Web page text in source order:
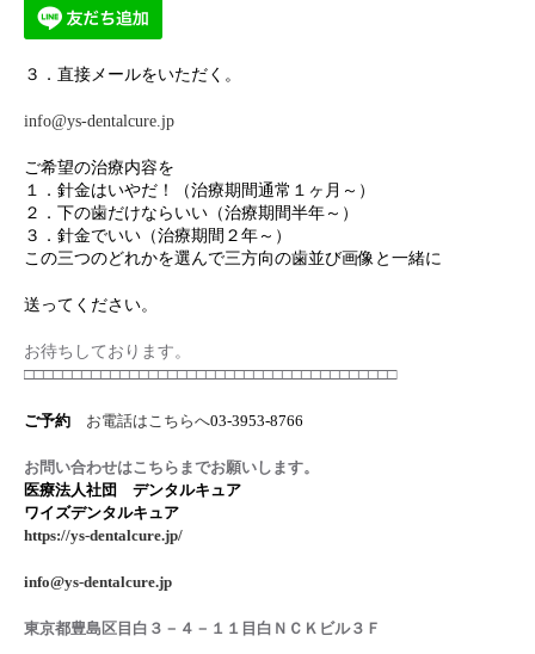
３．直接メールをいただく。
info@ys-dentalcure.jp
ご希望の治療内容を
１．針金はいやだ！（治療期間通常１ヶ月～）
２．下の歯だけならいい（治療期間半年～）
３．針金でいい（治療期間２年～）
この三つのどれかを選んで三方向の歯並び画像と一緒に
送ってください。
お待ちしております。
□□□□□□□□□□□□□□□□□□□□□□□□□□□□□□□□□□□□□□□
ご予約 お電話はこちらへ03-3953-8766
お問い合わせはこちらまでお願いします。
医療法人社団 デンタルキュア
ワイズデンタルキュア
https://ys-dentalcure.jp/
info@ys-dentalcure.jp
東京都豊島区目白３－４－１１目白ＮＣＫビル３Ｆ